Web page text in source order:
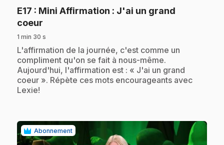
E17 : Mini Affirmation : J'ai un grand
coeur
1 min 30 s
.L'affirmation de la journée, c'est comme un
compliment qu'on se fait à nous-même.
Aujourd'hui, l'affirmation est : « J'ai un grand
coeur ». Répète ces mots encourageants avec
Lexie!
Abonnement